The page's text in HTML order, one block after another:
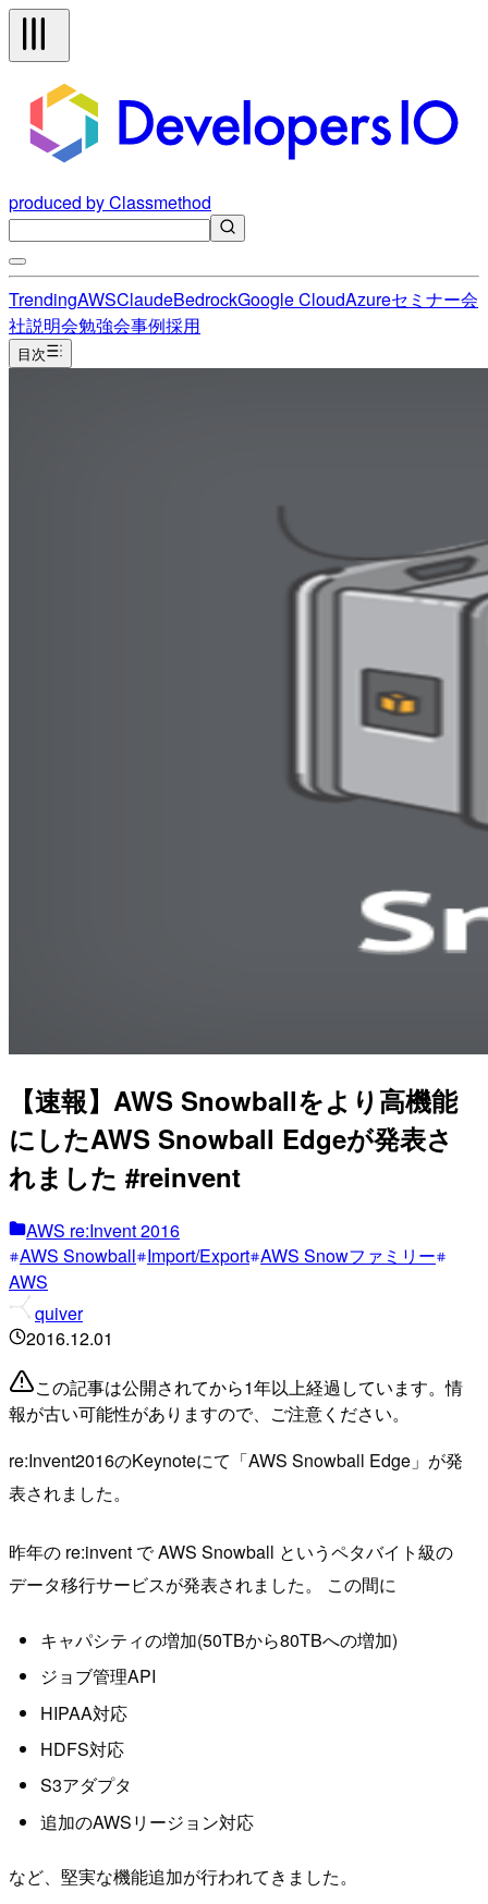
produced by Classmethod
TrendingAWSClaudeBedrockGoogle CloudAzureセミナー会
社説明会勉強会事例採用
目次
【速報】AWS Snowballをより高機能
にしたAWS Snowball Edgeが発表さ
れました #reinvent
AWS re:Invent 2016
AWS Snowball Import/Export AWS Snowファミリー
AWS
quiver
2016.12.01
この記事は公開されてから1年以上経過しています。情
報が古い可能性がありますので、ご注意ください。
re:Invent2016のKeynoteにて「AWS Snowball Edge」が発
表されました。
昨年の re:invent で AWS Snowball というペタバイト級の
データ移行サービスが発表されました。 この間に
キャパシティの増加(50TBから80TBへの増加)
ジョブ管理API
HIPAA対応
HDFS対応
S3アダプタ
追加のAWSリージョン対応
など、堅実な機能追加が行われてきました。